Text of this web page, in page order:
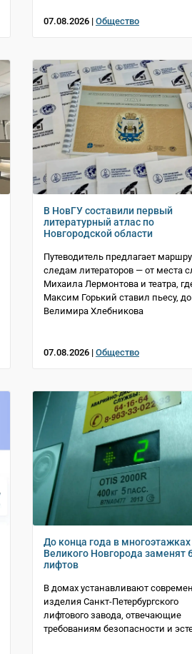
07.08.2026 | Общество
В НовГУ составили первый
литературный атлас по
Новгородской области
Путеводитель предлагает
следам литераторов — от места
Михаила Лермонтова и театра,
Максим Горький ставил пьесу,
Велимира Хлебникова
07.08.2026 | Общество
До конца года в многоэтажках
Великого Новгорода заменят
лифтов
В домах устанавливают
изделия Санкт-Петербургского
лифтового завода, отвечающие
требованиям безопасности и